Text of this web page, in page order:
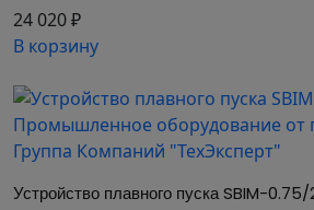
ЖК-дисплей с русскоязычным
удобного управления.
задач.
Встроенный сетевой
для интеграции в сеть.
ЭКСПЛУАТАЦИЯ
24 020 ₽
В корзину
Устройство плавного пуска SBIM-